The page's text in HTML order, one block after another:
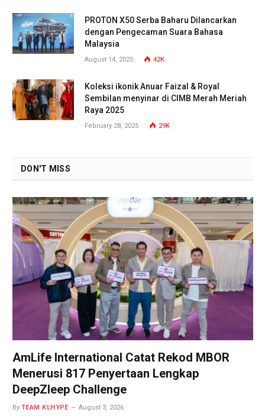
PROTON X50 Serba Baharu Dilancarkan
dengan Pengecaman Suara Bahasa
Malaysia
August 14, 2025 42K
Koleksi ikonik Anuar Faizal & Royal
Sembilan menyinar di CIMB Merah Meriah
Raya 2025
February 28, 2025 29K
DON'T MISS
AmLife International Catat Rekod MBOR
Menerusi 817 Penyertaan Lengkap
DeepZleep Challenge
By TEAM KLHYPE August 3, 2026